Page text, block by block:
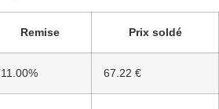
Remise Prix soldé
11.00% 67.22 €